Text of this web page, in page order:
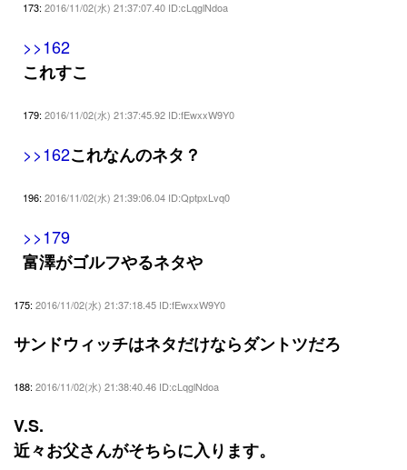
173: 2016/11/02(水) 21:37:07.40 ID:cLqglNdoa
>>162
これすこ
179: 2016/11/02(水) 21:37:45.92 ID:fEwxxW9Y0
>>162これなんのネタ？
196: 2016/11/02(水) 21:39:06.04 ID:QptpxLvq0
>>179
富澤がゴルフやるネタや
175: 2016/11/02(水) 21:37:18.45 ID:fEwxxW9Y0
サンドウィッチはネタだけならダントツだろ
188: 2016/11/02(水) 21:38:40.46 ID:cLqglNdoa
V.S.
近々お父さんがそちらに入ります。